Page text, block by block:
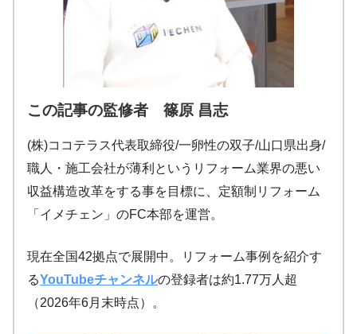
この記事の監修者 篠原 昌志
(株)ココテラス代表取締役/一卵性の双子/山口県出身/
職人・施工会社が薄利というリフォーム業界の悪い
収益構造改革をする事を目標に、定額制リフォーム
「イメチェン」のFC本部を運営。
現在全国42拠点で展開中。リフォーム事例を紹介す
るYouTubeチャンネルの登録者は約1.77万人超
（2026年6月末時点）。